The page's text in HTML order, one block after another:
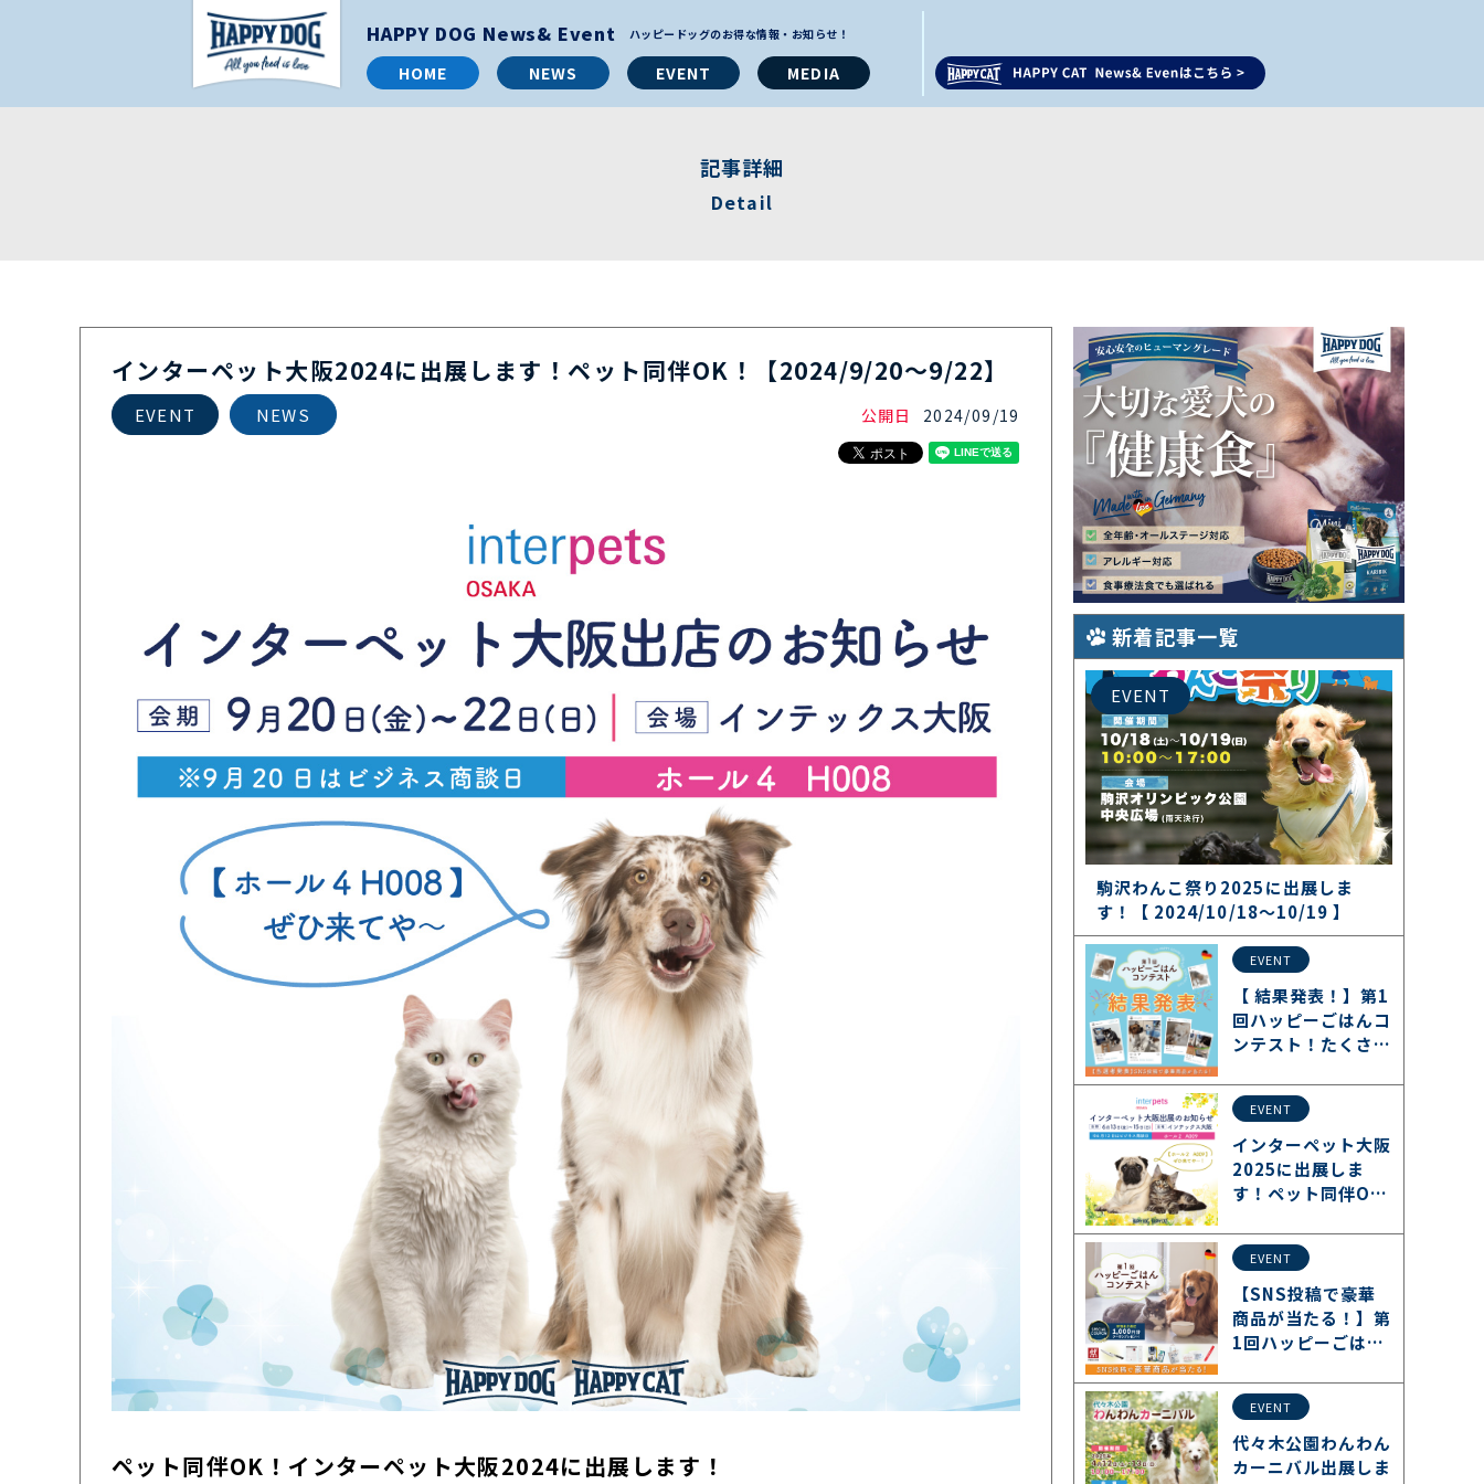
HAPPY DOG News& Event ハッピードッグのお得な情報・お知らせ！
HOME NEWS EVENT MEDIA
記事詳細
Detail
インターペット大阪2024に出展します！ペット同伴OK！【2024/9/20〜9/22】
EVENT NEWS 公開日 2024/09/19
ペット同伴OK！インターペット大阪2024に出展します！
新着記事一覧
EVENT
駒沢わんこ祭り2025に出展しま
す！【 2024/10/18〜10/19 】
EVENT
【 結果発表！】第1
回ハッピーごはんコ
ンテスト！たくさん
ご参加いただきまし
た！EVENT
インターペット大阪
2025に出展しま
す！ペット同伴O
6/15】
EVENT
【SNS投稿で豪華
商品が当たる！】第
1回ハッピーごはん
EVENT
代々木公園わんわん
カーニバル出展しま